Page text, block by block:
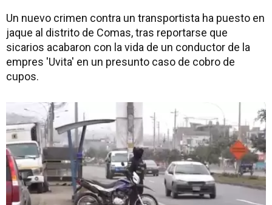
Un nuevo crimen contra un transportista ha puesto en
jaque al distrito de Comas, tras reportarse que
sicarios acabaron con la vida de un conductor de la
empres 'Uvita' en un presunto caso de cobro de
cupos.